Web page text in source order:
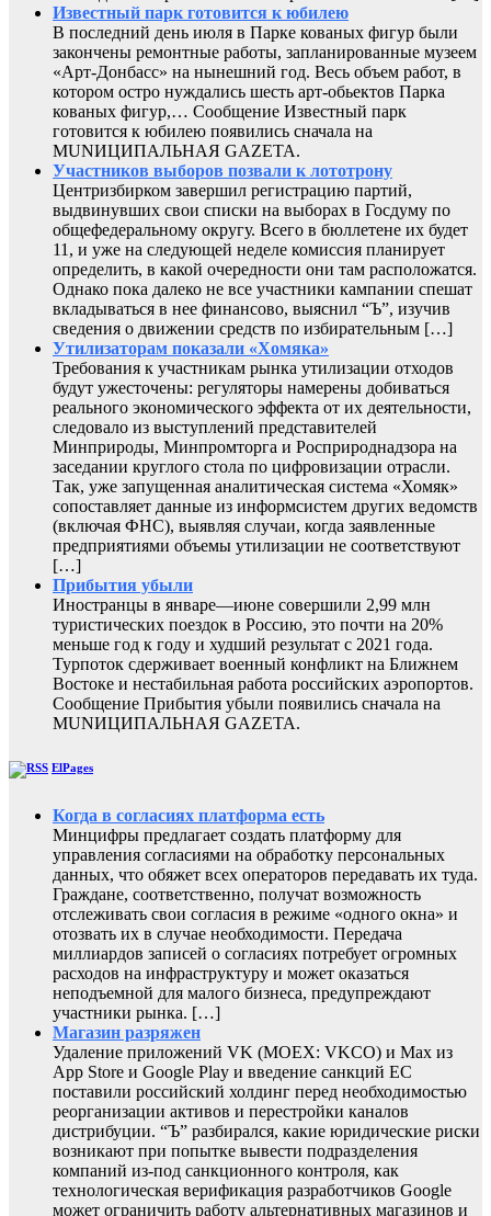
Известный парк готовится к юбилею
В последний день июля в Парке кованых фигур были
закончены ремонтные работы, запланированные музеем
«Арт-Донбасс» на нынешний год. Весь объем работ, в
котором остро нуждались шесть арт-обьектов Парка
кованых фигур,… Сообщение Известный парк
готовится к юбилею появились сначала на
MUNИЦИПАЛЬНАЯ GAZЕТА.
Участников выборов позвали к лототрону
Центризбирком завершил регистрацию партий,
выдвинувших свои списки на выборах в Госдуму по
общефедеральному округу. Всего в бюллетене их будет
11, и уже на следующей неделе комиссия планирует
определить, в какой очередности они там расположатся.
Однако пока далеко не все участники кампании спешат
вкладываться в нее финансово, выяснил “Ъ”, изучив
сведения о движении средств по избирательным […]
Утилизаторам показали «Хомяка»
Требования к участникам рынка утилизации отходов
будут ужесточены: регуляторы намерены добиваться
реального экономического эффекта от их деятельности,
следовало из выступлений представителей
Минприроды, Минпромторга и Росприроднадзора на
заседании круглого стола по цифровизации отрасли.
Так, уже запущенная аналитическая система «Хомяк»
сопоставляет данные из информсистем других ведомств
(включая ФНС), выявляя случаи, когда заявленные
предприятиями объемы утилизации не соответствуют
[…]
Прибытия убыли
Иностранцы в январе—июне совершили 2,99 млн
туристических поездок в Россию, это почти на 20%
меньше год к году и худший результат с 2021 года.
Турпоток сдерживает военный конфликт на Ближнем
Востоке и нестабильная работа российских аэропортов.
Сообщение Прибытия убыли появились сначала на
MUNИЦИПАЛЬНАЯ GAZЕТА.
ElPages
Когда в согласиях платформа есть
Минцифры предлагает создать платформу для
управления согласиями на обработку персональных
данных, что обяжет всех операторов передавать их туда.
Граждане, соответственно, получат возможность
отслеживать свои согласия в режиме «одного окна» и
отозвать их в случае необходимости. Передача
миллиардов записей о согласиях потребует огромных
расходов на инфраструктуру и может оказаться
неподъемной для малого бизнеса, предупреждают
участники рынка. […]
Магазин разряжен
Удаление приложений VK (MOEX: VKCO) и Max из
App Store и Google Play и введение санкций ЕС
поставили российский холдинг перед необходимостью
реорганизации активов и перестройки каналов
дистрибуции. “Ъ” разбирался, какие юридические риски
возникают при попытке вывести подразделения
компаний из-под санкционного контроля, как
технологическая верификация разработчиков Google
может ограничить работу альтернативных магазинов и